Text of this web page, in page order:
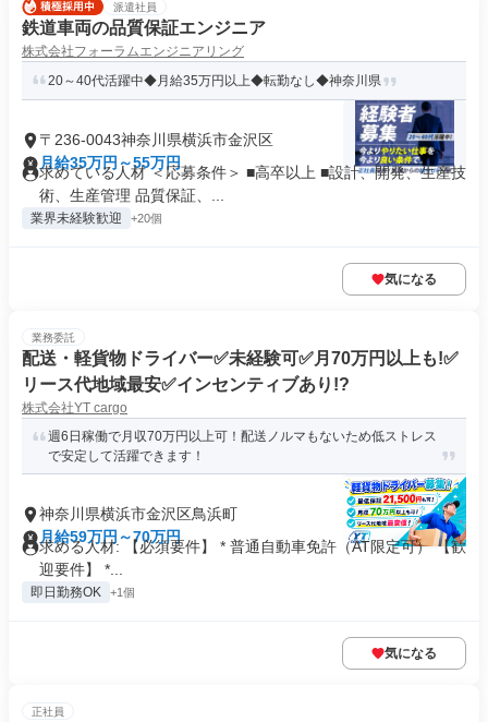
派遣社員
鉄道車両の品質保証エンジニア
株式会社フォーラムエンジニアリング
20～40代活躍中◆月給35万円以上◆転勤なし◆神奈川県
〒236-0043神奈川県横浜市金沢区
月給35万円～55万円
求めている人材 ＜応募条件＞ ■高卒以上 ■設計、開発、生産技
術、生産管理 品質保証、...
業界未経験歓迎 +20個
気になる
業務委託
配送・軽貨物ドライバー✅未経験可✅月70万円以上も!✅
リース代地域最安✅インセンティブあり!?
株式会社YT cargo
週6日稼働で月収70万円以上可！配送ノルマもないため低ストレス
で安定して活躍できます！
神奈川県横浜市金沢区鳥浜町
月給59万円～70万円
求める人材: 【必須要件】 * 普通自動車免許（AT限定可） 【歓
迎要件】 *...
即日勤務OK +1個
気になる
正社員